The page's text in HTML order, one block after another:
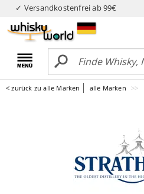
✓ Versandkostenfrei ab 99€
< zurück zu alle Marken alle Marken